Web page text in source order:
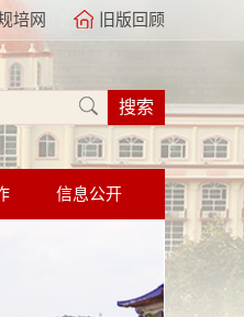
培网 旧版回顾
信息公开